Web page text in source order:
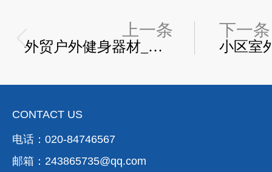
上一条
外贸户外健身器材_国外户外健身器材_欧美户外健身器材
下一条
CONTACT US
电话：020-84746567
邮箱： 243865735@qq.com